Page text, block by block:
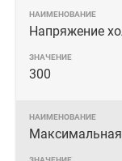
Напряжение
300